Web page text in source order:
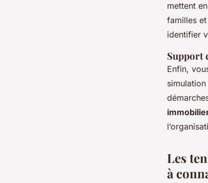
mettent
familles
identifier
Support
Enfin,
Les
à